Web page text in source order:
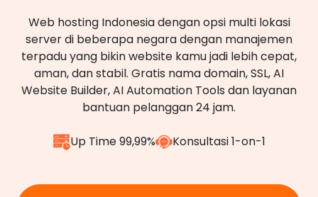
Web hosting Indonesia dengan opsi multi lokasi
server di beberapa negara dengan manajemen
terpadu yang bikin website kamu jadi lebih cepat,
aman, dan stabil. Gratis nama domain, SSL, AI
Website Builder, AI Automation Tools dan layanan
bantuan pelanggan 24 jam.
Up Time 99,99% Konsultasi 1-on-1